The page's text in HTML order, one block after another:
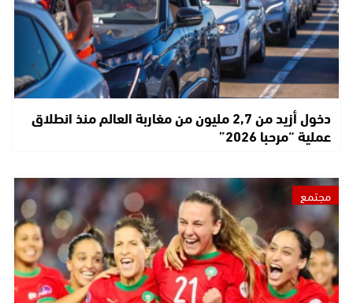
دخول أزيد من 2,7 مليون من مغاربة العالم منذ انطلاق
عملية “مرحبا 2026”
مجتمع